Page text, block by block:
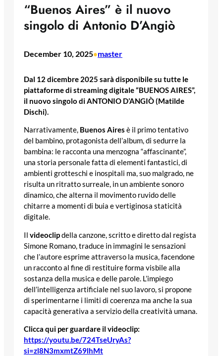
“Buenos Aires” è il nuovo
singolo di Antonio D’Angiò
December 10, 2025•master
Dal 12 dicembre 2025 sarà disponibile su tutte le
piattaforme di streaming digitale “BUENOS AIRES”,
il nuovo singolo di ANTONIO D’ANGIÒ (Matilde
Dischi).
Narrativamente, Buenos Aires è il primo tentativo
del bambino, protagonista dell’album, di sedurre la
bambina: le racconta una menzogna “affascinante”,
una storia personale fatta di elementi fantastici, di
ambienti grotteschi e inospitali ma, suo malgrado, ne
risulta un ritratto surreale, in un ambiente sonoro
dinamico, che alterna il movimento ruvido delle
chitarre a momenti di buia e vertiginosa staticità
digitale.
Il videoclipdella canzone, scritto e diretto dal regista
Simone Romano, traduce in immagini le sensazioni
che l’autore esprime attraverso la musica, facendone
un racconto al fine di restituire forma visbile alla
sostanza della musica e delle parole. L’impiego
dell’intelligenza artificiale nel suo lavoro, si propone
di sperimentarne i limiti di coerenza ma anche la sua
capacità generativa a servizio della creatività umana.
Clicca qui per guardare il videoclip:
https://youtu.be/724TseUryAs?
si=zl8N3mxmtZ69lhMt